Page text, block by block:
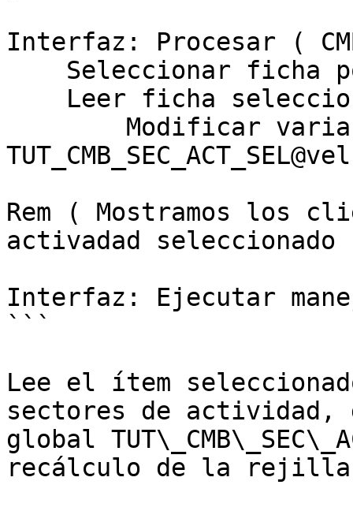
Interfaz: Procesar (
Rem ( Mostramos los
activadad seleccionado
Interfaz: Ejecutar
```
Lee el ítem
sectores de actividad,
global
recálculo de la rejilla